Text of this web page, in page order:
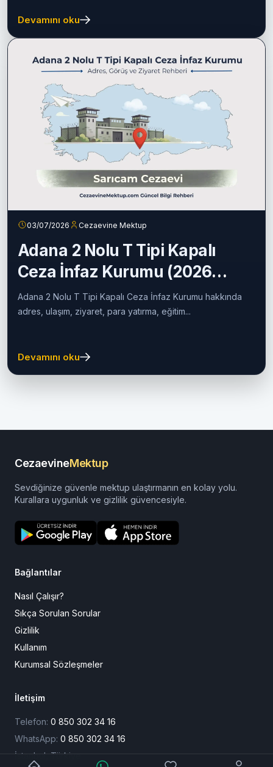
Devamını oku
03/07/2026 Cezaevine Mektup
Adana 2 Nolu T Tipi Kapalı
Ceza İnfaz Kurumu (2026
Güncel Rehber)
Adana 2 Nolu T Tipi Kapalı Ceza İnfaz Kurumu hakkında
adres, ulaşım, ziyaret, para yatırma, eğitim...
Devamını oku
CezaevineMektup
Sevdiğinize güvenle mektup ulaştırmanın en kolay yolu.
Kurallara uygunluk ve gizlilik güvencesiyle.
Bağlantılar
Nasıl Çalışır?
Sıkça Sorulan Sorular
Gizlilik
Kullanım
Kurumsal Sözleşmeler
İletişim
Telefon: 0 850 302 34 16
WhatsApp: 0 850 302 34 16
İstanbul, Türkiye